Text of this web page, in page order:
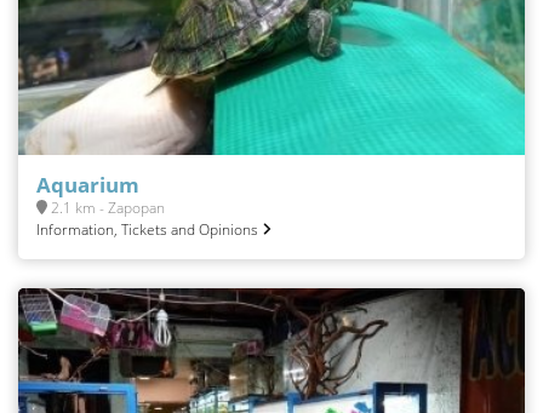
Aquarium
2.1 km - Zapopan
Information, Tickets and Opinions